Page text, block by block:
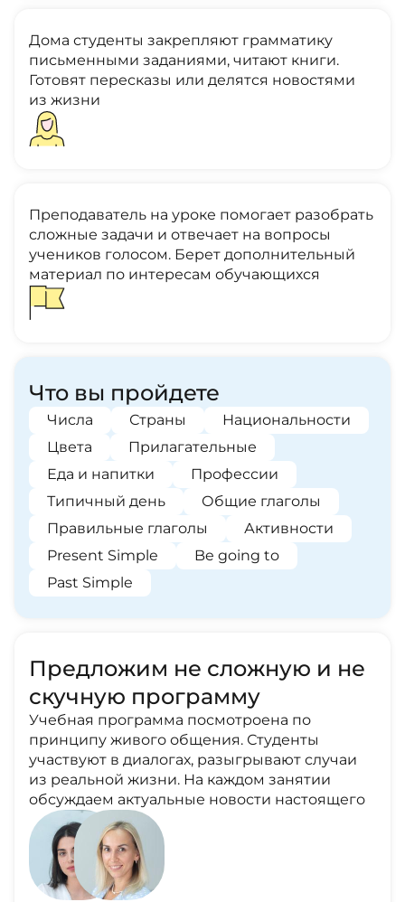
Дома студенты закрепляют грамматику
письменными заданиями, читают книги.
Готовят пересказы или делятся новостями
из жизни
Преподаватель на уроке помогает разобрать
сложные задачи и отвечает на вопросы
учеников голосом. Берет дополнительный
материал по интересам обучающихся
Что вы пройдете
Числа Страны
Национальности
Цвета
Прилагательные
Еда и напитки
Профессии
Типичный день
Общие глаголы
Правильные глаголы
Активности
Present Simple
Be going to
Past Simple
Предложим не сложную и не
скучную программу
Учебная программа посмотроена по
принципу живого общения. Студенты
участвуют в диалогах, разыгрывают случаи
из реальной жизни. На каждом занятии
обсуждаем актуальные новости настоящего